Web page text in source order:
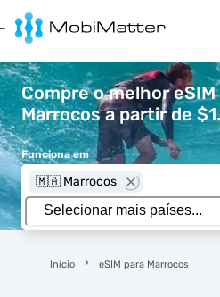
Compre o melhor
Marrocos a partir de
Funciona em
🇲🇦 Marrocos
Início eSIM para Marrocos